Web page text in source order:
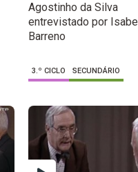
Agostinho da Silva
entrevistado por Isabel
Barreno
3.º CICLO SECUNDÁRIO